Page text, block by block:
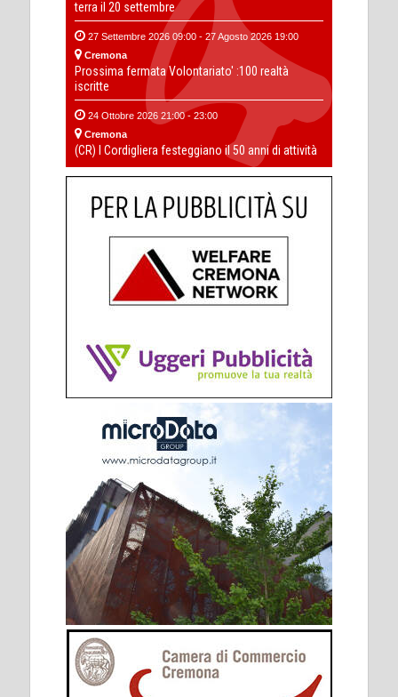
terra il 20 settembre
27 Settembre 2026 09:00 - 27 Agosto 2026 19:00
Cremona
Prossima fermata Volontariato' :100 realtà
iscritte
24 Ottobre 2026 21:00 - 23:00
Cremona
(CR) I Cordigliera festeggiano il 50 anni di attività